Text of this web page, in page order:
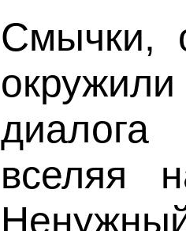
Смычки,
вселяя